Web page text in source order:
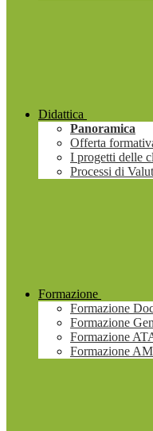
Didattica
Panoramica
Offerta
I progetti delle
Processi di
Formazione
Formazione
Formazione
Formazione
Formazione